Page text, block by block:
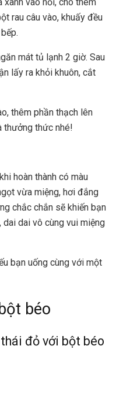
rau câu vào, khuấy đều
mát tủ lạnh 2 giờ. Sau
lấy ra khỏi khuôn, cắt
thêm phần thạch lên
thưởng thức nhé!
hoàn thành có màu
vừa miệng, hơi đắng
chắc chắn sẽ khiến bạn
dai vô cùng vui miệng
bạn uống cùng với một
béo
đỏ với bột béo